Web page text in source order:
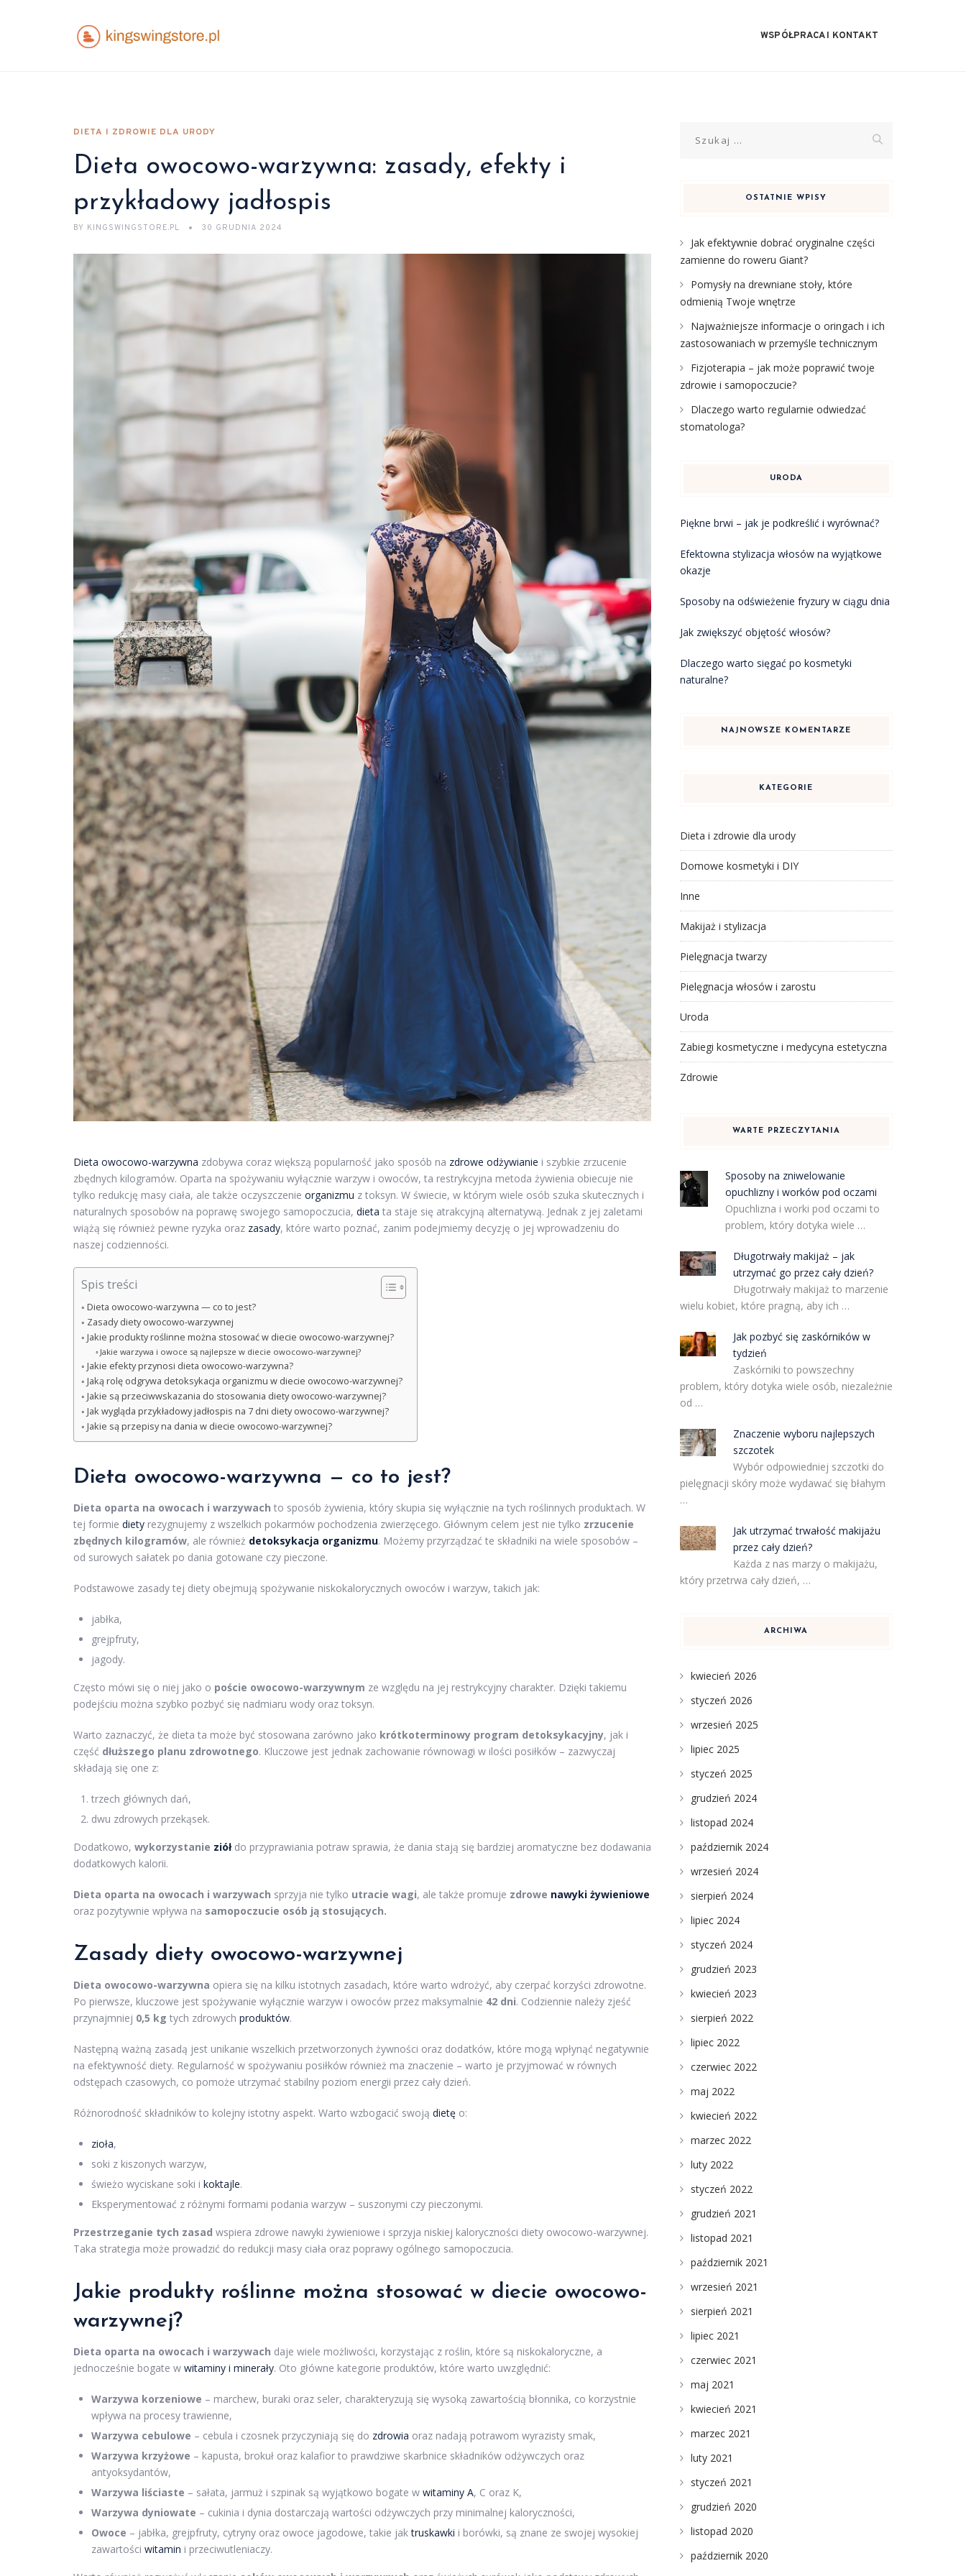
WSPÓŁPRACA I KONTAKT
DIETA I ZDROWIE DLA URODY
Dieta owocowo-warzywna: zasady, efekty i
przykładowy jadłospis
BY KINGSWINGSTORE.PL 30 GRUDNIA 2024
Dieta owocowo-warzywna zdobywa coraz większą popularność jako sposób na zdrowe odżywianie i szybkie zrzucenie
zbędnych kilogramów. Oparta na spożywaniu wyłącznie warzyw i owoców, ta restrykcyjna metoda żywienia obiecuje nie
tylko redukcję masy ciała, ale także oczyszczenie organizmu z toksyn. W świecie, w którym wiele osób szuka skutecznych i
naturalnych sposobów na poprawę swojego samopoczucia, dieta ta staje się atrakcyjną alternatywą. Jednak z jej zaletami
wiążą się również pewne ryzyka oraz zasady, które warto poznać, zanim podejmiemy decyzję o jej wprowadzeniu do
naszej codzienności.
Spis treści
Dieta owocowo-warzywna — co to jest?
Zasady diety owocowo-warzywnej
Jakie produkty roślinne można stosować w diecie owocowo-warzywnej?
Jakie warzywa i owoce są najlepsze w diecie owocowo-warzywnej?
Jakie efekty przynosi dieta owocowo-warzywna?
Jaką rolę odgrywa detoksykacja organizmu w diecie owocowo-warzywnej?
Jakie są przeciwwskazania do stosowania diety owocowo-warzywnej?
Jak wygląda przykładowy jadłospis na 7 dni diety owocowo-warzywnej?
Jakie są przepisy na dania w diecie owocowo-warzywnej?
Dieta owocowo-warzywna — co to jest?
Dieta oparta na owocach i warzywach to sposób żywienia, który skupia się wyłącznie na tych roślinnych produktach. W
tej formie diety rezygnujemy z wszelkich pokarmów pochodzenia zwierzęcego. Głównym celem jest nie tylko zrzucenie
zbędnych kilogramów, ale również detoksykacja organizmu. Możemy przyrządzać te składniki na wiele sposobów –
od surowych sałatek po dania gotowane czy pieczone.
Podstawowe zasady tej diety obejmują spożywanie niskokalorycznych owoców i warzyw, takich jak:
jabłka,
grejpfruty,
jagody.
Często mówi się o niej jako o poście owocowo-warzywnym ze względu na jej restrykcyjny charakter. Dzięki takiemu
podejściu można szybko pozbyć się nadmiaru wody oraz toksyn.
Warto zaznaczyć, że dieta ta może być stosowana zarówno jako krótkoterminowy program detoksykacyjny, jak i
część dłuższego planu zdrowotnego. Kluczowe jest jednak zachowanie równowagi w ilości posiłków – zazwyczaj
składają się one z:
trzech głównych dań,
dwu zdrowych przekąsek.
Dodatkowo, wykorzystanie ziółdo przyprawiania potraw sprawia, że dania stają się bardziej aromatyczne bez dodawania
dodatkowych kalorii.
Dieta oparta na owocach i warzywach sprzyja nie tylko utracie wagi, ale także promuje zdrowe nawyki żywieniowe
oraz pozytywnie wpływa na samopoczucie osób ją stosujących.
Zasady diety owocowo-warzywnej
Dieta owocowo-warzywna opiera się na kilku istotnych zasadach, które warto wdrożyć, aby czerpać korzyści zdrowotne.
Po pierwsze, kluczowe jest spożywanie wyłącznie warzyw i owoców przez maksymalnie 42 dni. Codziennie należy zjeść
przynajmniej 0,5 kg tych zdrowych produktów.
Następną ważną zasadą jest unikanie wszelkich przetworzonych żywności oraz dodatków, które mogą wpłynąć negatywnie
na efektywność diety. Regularność w spożywaniu posiłków również ma znaczenie – warto je przyjmować w równych
odstępach czasowych, co pomoże utrzymać stabilny poziom energii przez cały dzień.
Różnorodność składników to kolejny istotny aspekt. Warto wzbogacić swoją dietę o:
zioła,
soki z kiszonych warzyw,
świeżo wyciskane soki i koktajle.
Eksperymentować z różnymi formami podania warzyw – suszonymi czy pieczonymi.
Przestrzeganie tych zasad wspiera zdrowe nawyki żywieniowe i sprzyja niskiej kaloryczności diety owocowo-warzywnej.
Taka strategia może prowadzić do redukcji masy ciała oraz poprawy ogólnego samopoczucia.
Jakie produkty roślinne można stosować w diecie owocowo-
warzywnej?
Dieta oparta na owocach i warzywach daje wiele możliwości, korzystając z roślin, które są niskokaloryczne, a
jednocześnie bogate w witaminy i minerały. Oto główne kategorie produktów, które warto uwzględnić:
Warzywa korzeniowe – marchew, buraki oraz seler, charakteryzują się wysoką zawartością błonnika, co korzystnie
wpływa na procesy trawienne,
Warzywa cebulowe – cebula i czosnek przyczyniają się do zdrowia oraz nadają potrawom wyrazisty smak,
Warzywa krzyżowe – kapusta, brokuł oraz kalafior to prawdziwe skarbnice składników odżywczych oraz
antyoksydantów,
Warzywa liściaste – sałata, jarmuż i szpinak są wyjątkowo bogate w witaminy A, C oraz K,
Warzywa dyniowate – cukinia i dynia dostarczają wartości odżywczych przy minimalnej kaloryczności,
Owoce – jabłka, grejpfruty, cytryny oraz owoce jagodowe, takie jaktruskawki i borówki, są znane ze swojej wysokiej
zawartości witamin i przeciwutleniaczy.
OSTATNIE WPISY
Jak efektywnie dobrać oryginalne części
zamienne do roweru Giant?
Pomysły na drewniane stoły, które
odmienią Twoje wnętrze
Najważniejsze informacje o oringach i ich
zastosowaniach w przemyśle technicznym
Fizjoterapia – jak może poprawić twoje
zdrowie i samopoczucie?
Dlaczego warto regularnie odwiedzać
stomatologa?
URODA
Piękne brwi – jak je podkreślić i wyrównać?
Efektowna stylizacja włosów na wyjątkowe
okazje
Sposoby na odświeżenie fryzury w ciągu dnia
Jak zwiększyć objętość włosów?
Dlaczego warto sięgać po kosmetyki
naturalne?
NAJNOWSZE KOMENTARZE
KATEGORIE
Dieta i zdrowie dla urody
Domowe kosmetyki i DIY
Inne
Makijaż i stylizacja
Pielęgnacja twarzy
Pielęgnacja włosów i zarostu
Uroda
Zabiegi kosmetyczne i medycyna estetyczna
Zdrowie
WARTE PRZECZYTANIA
Sposoby na zniwelowanie
opuchlizny i worków pod oczami
Opuchlizna i worki pod oczami to
problem, który dotyka wiele …
Długotrwały makijaż – jak
utrzymać go przez cały dzień?
Długotrwały makijaż to marzenie
wielu kobiet, które pragną, aby ich …
Jak pozbyć się zaskórników w
tydzień
Zaskórniki to powszechny
problem, który dotyka wiele osób, niezależnie
od …
Znaczenie wyboru najlepszych
szczotek
Wybór odpowiedniej szczotki do
pielęgnacji skóry może wydawać się błahym
…
Jak utrzymać trwałość makijażu
przez cały dzień?
Każda z nas marzy o makijażu,
który przetrwa cały dzień, …
ARCHIWA
kwiecień 2026
styczeń 2026
wrzesień 2025
lipiec 2025
styczeń 2025
grudzień 2024
listopad 2024
październik 2024
wrzesień 2024
sierpień 2024
lipiec 2024
styczeń 2024
grudzień 2023
kwiecień 2023
sierpień 2022
lipiec 2022
czerwiec 2022
maj 2022
kwiecień 2022
marzec 2022
luty 2022
styczeń 2022
grudzień 2021
listopad 2021
październik 2021
wrzesień 2021
sierpień 2021
lipiec 2021
czerwiec 2021
maj 2021
kwiecień 2021
marzec 2021
luty 2021
styczeń 2021
grudzień 2020
listopad 2020
październik 2020